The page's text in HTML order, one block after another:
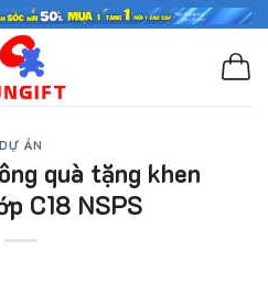
DỰ ÁN
quà tặng khen
C18 NSPS